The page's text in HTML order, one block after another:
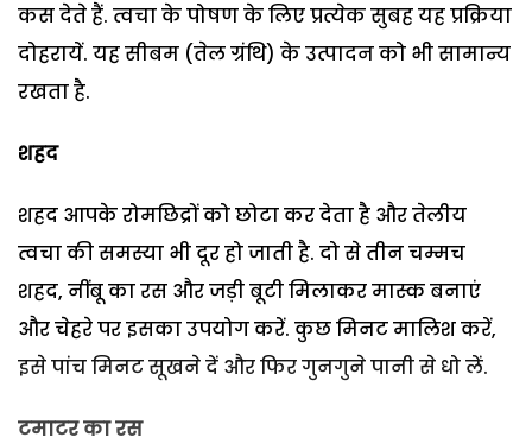
कस देते हैं. त्वचा के पोषण के लिए प्रत्येक सुबह यह प्रक्रिया
दोहरायें. यह सीबम (तेल ग्रंथि) के उत्पादन को भी सामान्य
रखता है.
शहद
शहद आपके रोमछिद्रों को छोटा कर देता है और तेलीय
त्वचा की समस्या भी दूर हो जाती है. दो से तीन चम्मच
शहद, नींबू का रस और जड़ी बूटी मिलाकर मास्क बनाएं
और चेहरे पर इसका उपयोग करें. कुछ मिनट मालिश करें,
इसे पांच मिनट सूखने दें और फिर गुनगुने पानी से धो लें.
टमाटर का रस